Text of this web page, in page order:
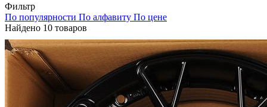
Фильтр
По популярности По алфавиту По цене
Найдено 10 товаров